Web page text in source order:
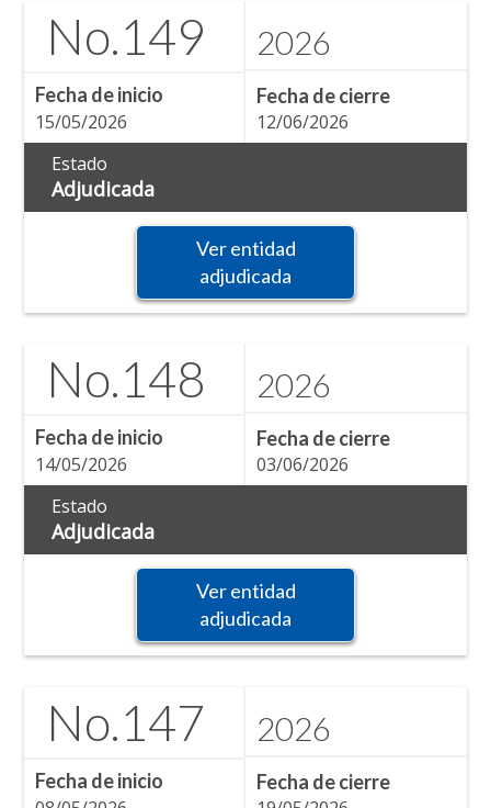
No.149 2026
Fecha de inicio
15/05/2026
Fecha de cierre
12/06/2026
Estado
Adjudicada
Ver entidad
adjudicada
No.148 2026
Fecha de inicio
14/05/2026
Fecha de cierre
03/06/2026
Estado
Adjudicada
Ver entidad
adjudicada
No.147 2026
Fecha de inicio
Fecha de cierre